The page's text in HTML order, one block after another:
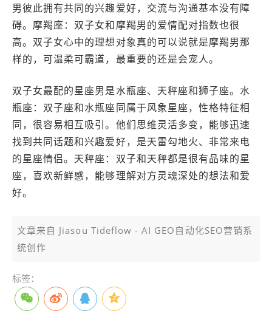
男彼此拥有共同的兴趣爱好，交流与沟通基本没有障
碍。摩羯座：双子女和摩羯男的爱情配对指数也很
高。双子女心中的理想对象真的可以说就是摩羯男那
样的，可温柔可霸道，最重要的还是会宠人。
双子女最配的星座男是水瓶座、天秤座和狮子座。水
瓶座：双子座和水瓶座同属于风象星座，性格特征相
同，很容易相互吸引。他们思维灵活多变，能够迅速
找到共同话题和兴趣爱好，是天雷勾地火、非常来电
的星座情侣。天秤座：双子和天秤都是很有品味的星
座，喜欢新鲜感，能够理解对方灵魂深处的想法和爱
好。
文章来自 Jiasou Tideflow - AI GEO自动化SEO营销系
统创作
标签：